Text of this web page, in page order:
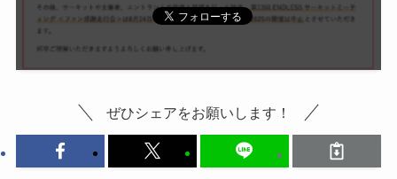
ぜひシェアをお願いします！